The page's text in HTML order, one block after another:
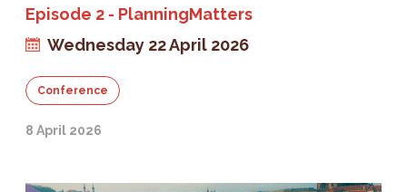
Episode 2 - PlanningMatters
Wednesday 22 April 2026
Conference
8 April 2026